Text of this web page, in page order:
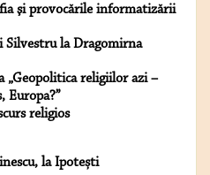
şi provocările informatizării
Silvestru la Dragomirna
„Geopolitica religiilor azi –
Europa?”
religios
la Ipotești